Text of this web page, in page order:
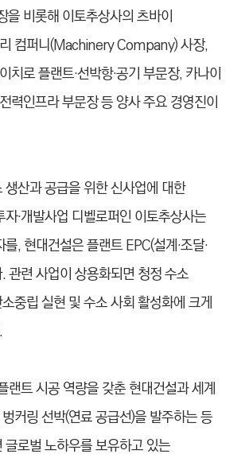
을 비롯해 이토추상사의 츠바이
컴퍼니(Machinery Company) 사장,
치로 플랜트·선박항·공기 부문장, 카나이
력인프라 부문장 등 양사 주요 경영진이
생산과 공급을 위한 신사업에 대한
자·개발사업 디벨로퍼인 이토추상사는
, 현대건설은 플랜트 EPC(설계·조달·
관련 사업이 상용화되면 청정 수소
중립 실현 및 수소 사회 활성화에 크게
랜트 시공 역량을 갖춘 현대건설과 세계
커링 선박(연료 공급선)을 발주하는 등
글로벌 노하우를 보유하고 있는